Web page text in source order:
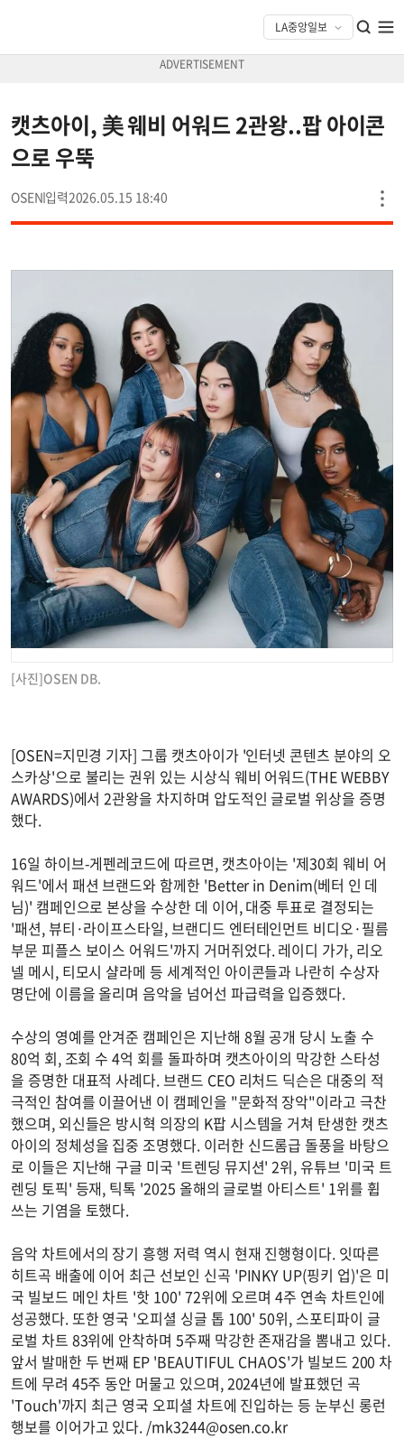
캣츠아이, 美 웨비 어워드 2관왕..팝 아이콘
으로 우뚝
OSEN 2026.05.15 18:40
[사진]OSEN DB.
[OSEN=지민경 기자] 그룹 캣츠아이가 '인터넷 콘텐츠 분야의 오
스카상'으로 불리는 권위 있는 시상식 웨비 어워드(THE WEBBY
AWARDS)에서 2관왕을 차지하며 압도적인 글로벌 위상을 증명
했다.
16일 하이브-게펜레코드에 따르면, 캣츠아이는 '제30회 웨비 어
워드'에서 패션 브랜드와 함께한 'Better in Denim(베터 인 데
님)' 캠페인으로 본상을 수상한 데 이어, 대중 투표로 결정되는
'패션, 뷰티·라이프스타일, 브랜디드 엔터테인먼트 비디오·필름
부문 피플스 보이스 어워드'까지 거머쥐었다. 레이디 가가, 리오
넬 메시, 티모시 샬라메 등 세계적인 아이콘들과 나란히 수상자
명단에 이름을 올리며 음악을 넘어선 파급력을 입증했다.
수상의 영예를 안겨준 캠페인은 지난해 8월 공개 당시 노출 수
80억 회, 조회 수 4억 회를 돌파하며 캣츠아이의 막강한 스타성
을 증명한 대표적 사례다. 브랜드 CEO 리처드 딕슨은 대중의 적
극적인 참여를 이끌어낸 이 캠페인을 "문화적 장악"이라고 극찬
했으며, 외신들은 방시혁 의장의 K팝 시스템을 거쳐 탄생한 캣츠
아이의 정체성을 집중 조명했다. 이러한 신드롬급 돌풍을 바탕으
로 이들은 지난해 구글 미국 '트렌딩 뮤지션' 2위, 유튜브 '미국 트
렌딩 토픽' 등재, 틱톡 '2025 올해의 글로벌 아티스트' 1위를 휩
쓰는 기염을 토했다.
음악 차트에서의 장기 흥행 저력 역시 현재 진행형이다. 잇따른
히트곡 배출에 이어 최근 선보인 신곡 'PINKY UP(핑키 업)'은 미
국 빌보드 메인 차트 '핫 100' 72위에 오르며 4주 연속 차트인에
성공했다. 또한 영국 '오피셜 싱글 톱 100' 50위, 스포티파이 글
로벌 차트 83위에 안착하며 5주째 막강한 존재감을 뽐내고 있다.
앞서 발매한 두 번째 EP 'BEAUTIFUL CHAOS'가 빌보드 200 차
트에 무려 45주 동안 머물고 있으며, 2024년에 발표했던 곡
'Touch'까지 최근 영국 오피셜 차트에 진입하는 등 눈부신 롱런
행보를 이어가고 있다. /mk3244@osen.co.kr